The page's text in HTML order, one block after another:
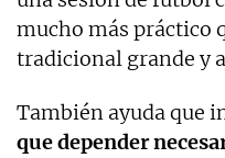
mucho más práctico
tradicional grande y
También ayuda que
que depender